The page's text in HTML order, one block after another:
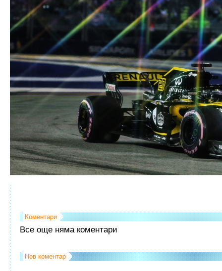
Коментари
Все още няма коментари
Нов коментар